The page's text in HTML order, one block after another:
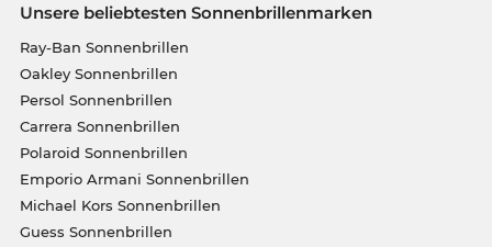
Unsere beliebtesten Sonnenbrillenmarken
Ray-Ban Sonnenbrillen
Oakley Sonnenbrillen
Persol Sonnenbrillen
Carrera Sonnenbrillen
Polaroid Sonnenbrillen
Emporio Armani Sonnenbrillen
Michael Kors Sonnenbrillen
Guess Sonnenbrillen